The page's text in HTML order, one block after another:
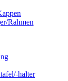
Rahmen
halter